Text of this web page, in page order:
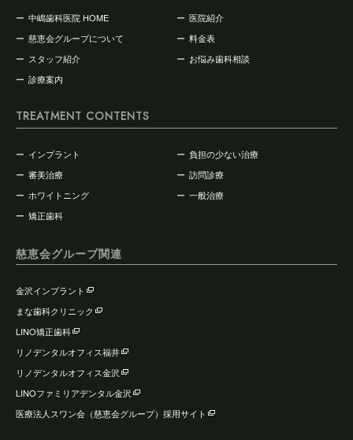
中嶋歯科医院 HOME
慈恵会グループについて
スタッフ紹介
診療案内
医院紹介
料金表
お悩み歯科相談
TREATMENT CONTENTS
インプラント
審美治療
ホワイトニング
矯正歯科
負担の少ない治療
訪問診療
一般治療
慈恵会グループ関連
金沢インプラント
まな歯科クリニック
LINO矯正歯科
リノデンタルオフィス福井
リノデンタルオフィス金沢
LINOファミリアデンタル金沢
医療法人スワン会（慈恵会グループ）採用サイト